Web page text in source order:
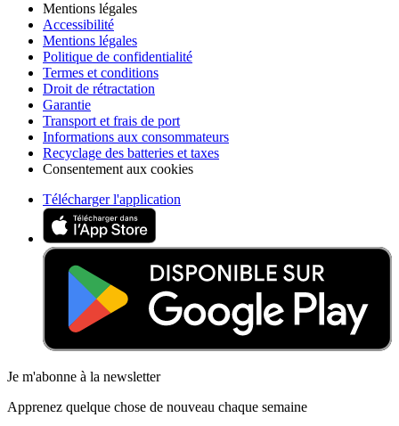
Mentions légales
Accessibilité
Mentions légales
Politique de confidentialité
Termes et conditions
Droit de rétractation
Garantie
Transport et frais de port
Informations aux consommateurs
Recyclage des batteries et taxes
Consentement aux cookies
Télécharger l'application
Je m'abonne à la newsletter
Apprenez quelque chose de nouveau chaque semaine